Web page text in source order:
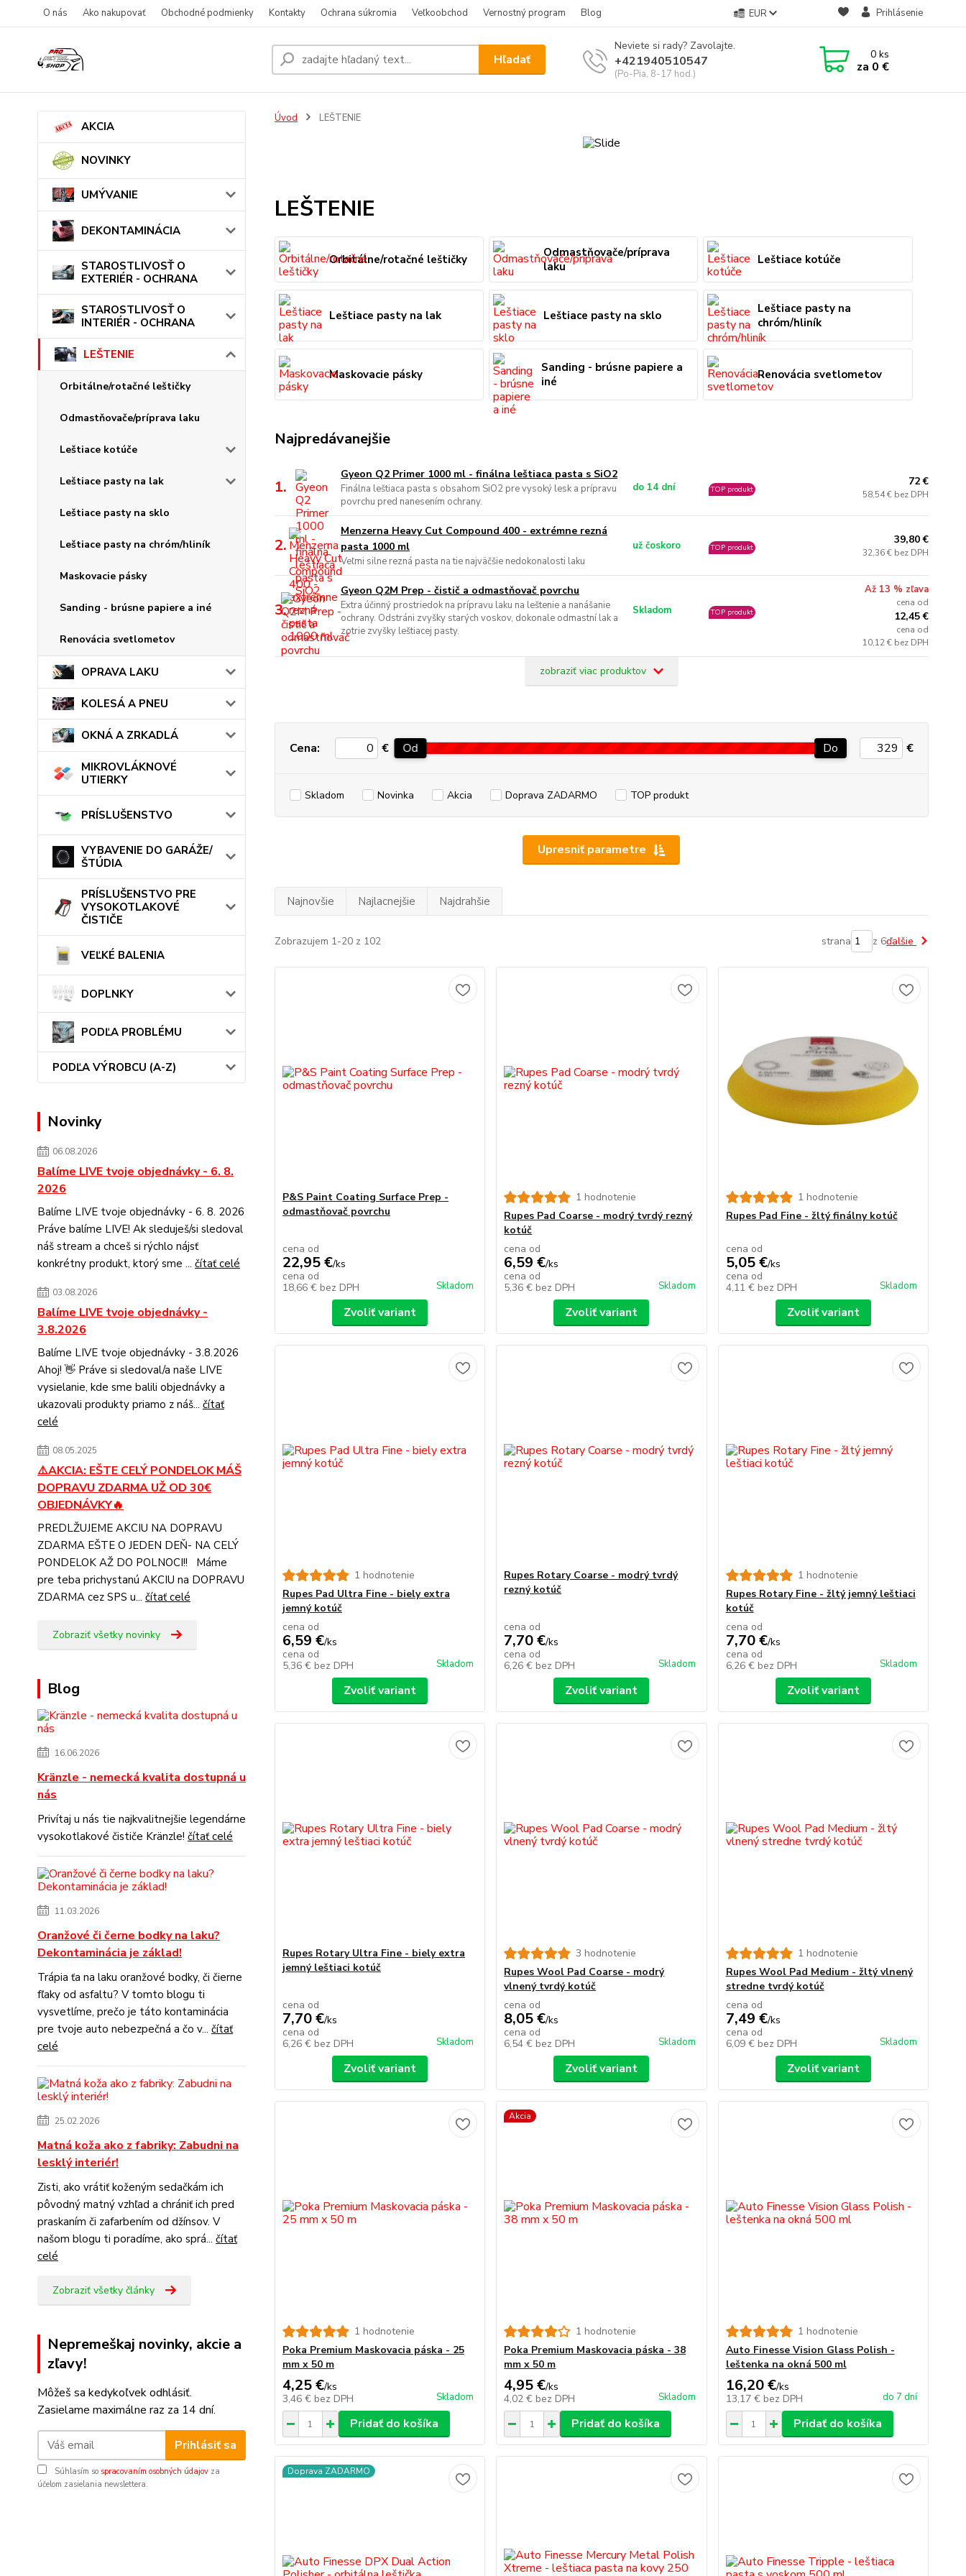
O nás Ako nakupovať Obchodné podmienky Kontakty Ochrana súkromia Veľkoobchod Vernostný program Blog EUR Prihlásenie
Hľadať
Neviete si rady? Zavolajte.
+421940510547
(Po-Pia, 8-17 hod.)
0ks
za 0 €
AKCIA
NOVINKY
UMÝVANIE
DEKONTAMINÁCIA
STAROSTLIVOSŤ O
EXTERIÉR - OCHRANA
STAROSTLIVOSŤ O
INTERIÉR - OCHRANA
LEŠTENIE
Orbitálne/rotačné leštičky
Odmastňovače/príprava laku
Leštiace kotúče
Leštiace pasty na lak
Leštiace pasty na sklo
Leštiace pasty na chróm/hliník
Maskovacie pásky
Sanding - brúsne papiere a iné
Renovácia svetlometov
OPRAVA LAKU
KOLESÁ A PNEU
OKNÁ A ZRKADLÁ
MIKROVLÁKNOVÉ
UTIERKY
PRÍSLUŠENSTVO
VYBAVENIE DO GARÁŽE/
ŠTÚDIA
PRÍSLUŠENSTVO PRE
VYSOKOTLAKOVÉ
ČISTIČE
VEĽKÉ BALENIA
DOPLNKY
PODĽA PROBLÉMU
PODĽA VÝROBCU (A-Z)
Novinky
06.08.2026
Balíme LIVE tvoje objednávky - 6. 8.
2026
Balíme LIVE tvoje objednávky - 6. 8. 2026
Práve balíme LIVE! Ak sleduješ/si sledoval
náš stream a chceš si rýchlo nájsť
konkrétny produkt, ktorý sme ... čítať celé
03.08.2026
Balíme LIVE tvoje objednávky -
3.8.2026
Balíme LIVE tvoje objednávky - 3.8.2026
Ahoj! 👋 Práve si sledoval/a naše LIVE
vysielanie, kde sme balili objednávky a
ukazovali produkty priamo z náš... čítať
celé
08.05.2025
⚠️AKCIA: EŠTE CELÝ PONDELOK MÁŠ
DOPRAVU ZDARMA UŽ OD 30€
OBJEDNÁVKY🔥
PREDLŽUJEME AKCIU NA DOPRAVU
ZDARMA EŠTE O JEDEN DEŇ- NA CELÝ
PONDELOK AŽ DO POLNOCI!! Máme
pre teba prichystanú AKCIU na DOPRAVU
ZDARMA cez SPS u... čítať celé
Zobraziť všetky novinky
Blog
16.06.2026
Kränzle - nemecká kvalita dostupná u
nás
Privítaj u nás tie najkvalitnejšie legendárne
vysokotlakové čističe Kränzle! čítať celé
11.03.2026
Oranžové či černe bodky na laku?
Dekontaminácia je základ!
Trápia ťa na laku oranžové bodky, či čierne
fľaky od asfaltu? V tomto blogu ti
vysvetlíme, prečo je táto kontaminácia
pre tvoje auto nebezpečná a čo v... čítať
celé
25.02.2026
Matná koža ako z fabriky: Zabudni na
lesklý interiér!
Zisti, ako vrátiť koženým sedačkám ich
pôvodný matný vzhľad a chrániť ich pred
praskaním či zafarbením od džínsov. V
našom blogu ti poradíme, ako sprá... čítať
celé
Zobraziť všetky články
Nepremeškaj novinky, akcie a
zľavy!
Môžeš sa kedykoľvek odhlásiť.
Zasielame maximálne raz za 14 dní.
Prihlásiť sa
Súhlasím so spracovaním osobných údajov za
účelom zasielania newslettera.
Úvod LEŠTENIE
LEŠTENIE
Orbitálne/rotačné leštičky
Odmastňovače/príprava
laku
Leštiace kotúče
Leštiace pasty na lak Leštiace pasty na sklo
Leštiace pasty na
chróm/hliník
Maskovacie pásky
Sanding - brúsne papiere a
iné
Renovácia svetlometov
Najpredávanejšie
1.
Gyeon Q2 Primer 1000 ml - finálna leštiaca pasta s SiO2
Finálna leštiaca pasta s obsahom SiO2 pre vysoký lesk a prípravu
povrchu pred nanesením ochrany.
do 14 dní TOP produkt
72 €
58,54 € bez DPH
2.
Menzerna Heavy Cut Compound 400 - extrémne rezná
pasta 1000 ml
Veľmi silne rezná pasta na tie najväčšie nedokonalosti laku
už čoskoro TOP produkt
39,80 €
32,36 € bez DPH
3.
Gyeon Q2M Prep - čistič a odmastňovač povrchu
Extra účinný prostriedok na prípravu laku na leštenie a nanášanie
ochrany. Odstráni zvyšky starých voskov, dokonale odmastní lak a
zotrie zvyšky leštiacej pasty.
Skladom TOP produkt
Až 13 % zľava
cena od
12,45 €
cena od
10,12 € bez DPH
zobraziť viac produktov
Upresniť parametre
Cena: € Od Do €
Skladom Novinka Akcia Doprava ZADARMO TOP produkt
Najnovšie Najlacnejšie Najdrahšie
Zobrazujem 1-20 z 102 strana z 6ďalšie
P&S Paint Coating Surface Prep -
odmastňovač povrchu
cena od
22,95 €/ks
cena od
18,66 € bez DPH Skladom
Zvoliť variant
1 hodnotenie
Rupes Pad Coarse - modrý tvrdý rezný
kotúč
cena od
6,59 €/ks
cena od
5,36 € bez DPH Skladom
Zvoliť variant
1 hodnotenie
Rupes Pad Fine - žltý finálny kotúč
cena od
5,05 €/ks
cena od
4,11 € bez DPH Skladom
Zvoliť variant
1 hodnotenie
Rupes Pad Ultra Fine - biely extra
jemný kotúč
cena od
6,59 €/ks
cena od
5,36 € bez DPH Skladom
Zvoliť variant
Rupes Rotary Coarse - modrý tvrdý
rezný kotúč
cena od
7,70 €/ks
cena od
6,26 € bez DPH Skladom
Zvoliť variant
1 hodnotenie
Rupes Rotary Fine - žltý jemný leštiaci
kotúč
cena od
7,70 €/ks
cena od
6,26 € bez DPH Skladom
Zvoliť variant
Rupes Rotary Ultra Fine - biely extra
jemný leštiaci kotúč
cena od
7,70 €/ks
cena od
6,26 € bez DPH Skladom
Zvoliť variant
3 hodnotenie
Rupes Wool Pad Coarse - modrý
vlnený tvrdý kotúč
cena od
8,05 €/ks
cena od
6,54 € bez DPH Skladom
Zvoliť variant
1 hodnotenie
Rupes Wool Pad Medium - žltý vlnený
stredne tvrdý kotúč
cena od
7,49 €/ks
cena od
6,09 € bez DPH Skladom
Zvoliť variant
1 hodnotenie
Poka Premium Maskovacia páska - 25
mm x 50 m
4,25 €/ks
3,46 € bez DPH Skladom
Pridať do košíka
Akcia
1 hodnotenie
Poka Premium Maskovacia páska - 38
mm x 50 m
4,95 €/ks
4,02 € bez DPH Skladom
Pridať do košíka
1 hodnotenie
Auto Finesse Vision Glass Polish -
leštenka na okná 500 ml
16,20 €/ks
13,17 € bez DPH do 7 dní
Pridať do košíka
Doprava ZADARMO